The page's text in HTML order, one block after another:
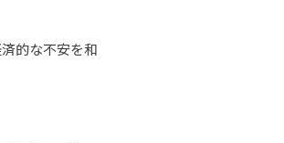
的な不安を和